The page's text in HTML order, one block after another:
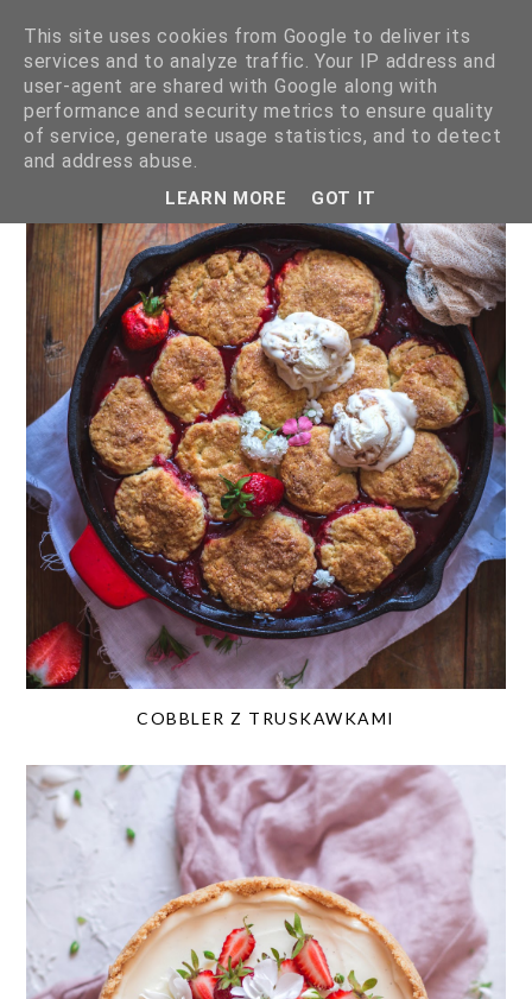
pokazywanie postów oznaczonych etykietą
COBBLER Z TRUSKAWKAMI
This site uses cookies from Google to deliver its
services and to analyze traffic. Your IP address and
user-agent are shared with Google along with
performance and security metrics to ensure quality
of service, generate usage statistics, and to detect
and address abuse.
LEARN MORE GOT IT